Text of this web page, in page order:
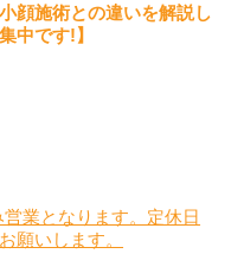
顔施術との違いを解説し
中です!】
営業となります。定休日
願いします。